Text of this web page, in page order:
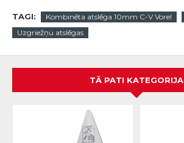
TAGI: Kombinēta atslēga 10mm C-V Vorel
Uzgriežņu atslēgas
TĀ PATI KATEGORIJA